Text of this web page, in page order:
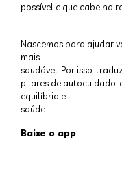
possível e que cabe na
Nascemos para ajudar
mais
saudável. Por isso,
pilares de autocuidado:
equilíbrio e
saúde.
Baixe o app